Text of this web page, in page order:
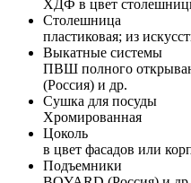
ХДФ в цвет
Столешница
пластиковая; из
Выкатные системы
ПВШ полного
(Россия) и др.
Сушка для посуды
Хромированная
Цоколь
в цвет фасадов или
Подъемники